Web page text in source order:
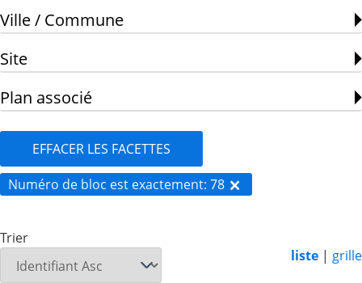
Ville / Commune
Site
Plan associé
EFFACER LES FACETTES
Numéro de bloc est exactement 78
Trier
liste | grille